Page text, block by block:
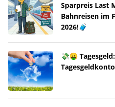
Sparpreis Last
Bahnreisen im
2026!🧳
💸🤑
Tagesgeldkonto